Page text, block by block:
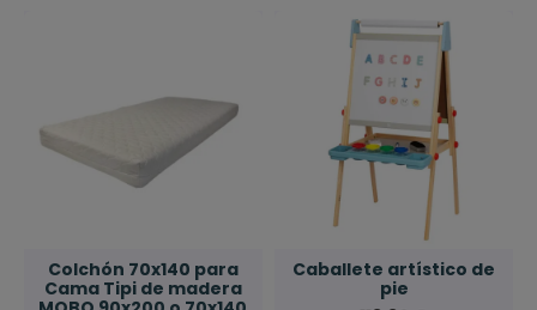
Colchón 70x140 para
Cama Tipi de madera
Caballete artístico de
pie